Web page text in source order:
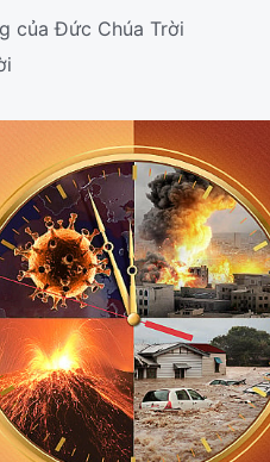
của Đức Chúa Trời